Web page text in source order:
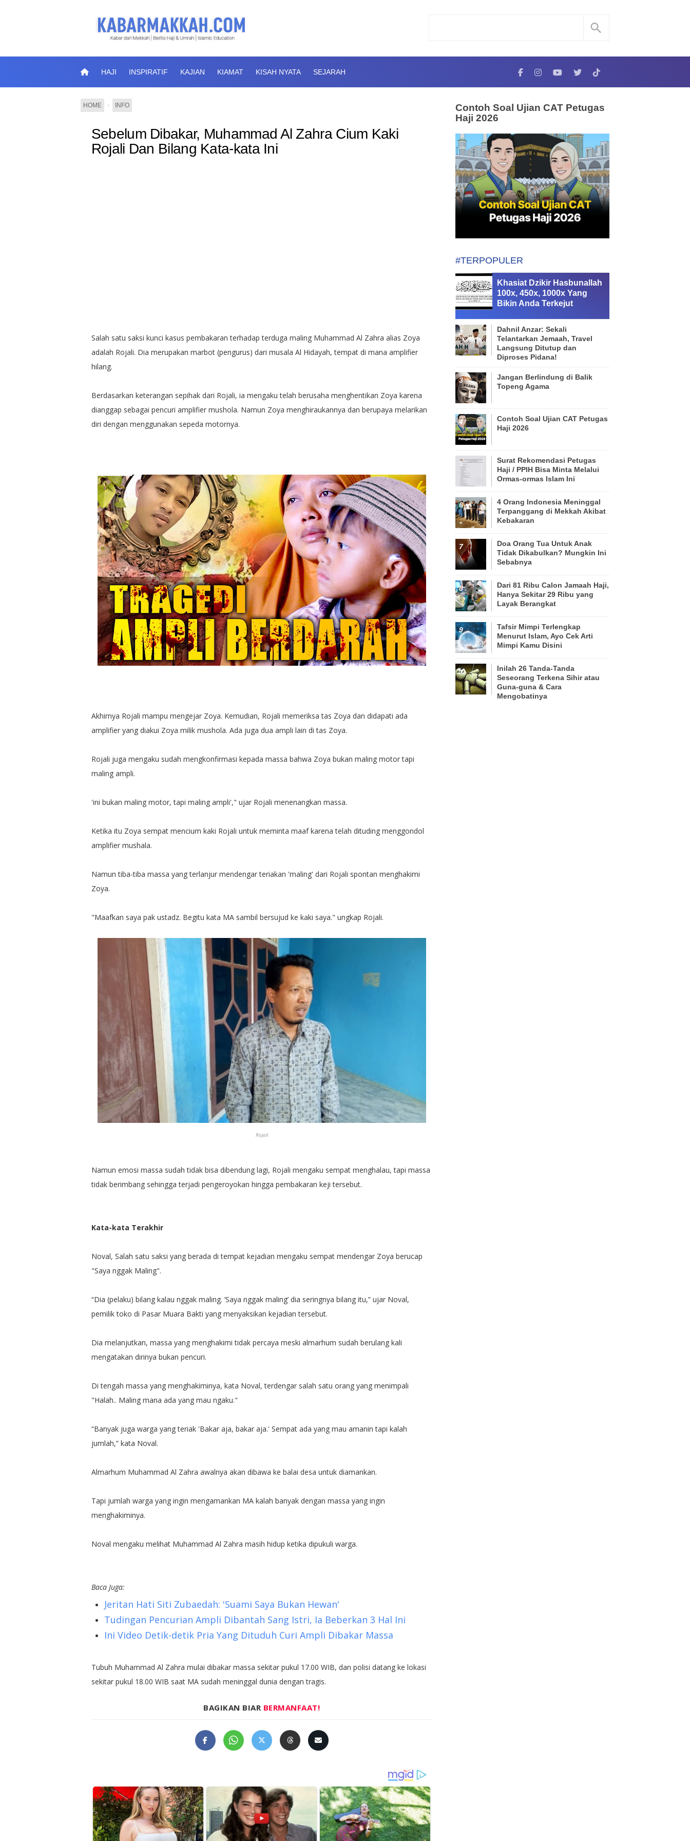
HAJI INSPIRATIF KAJIAN KIAMAT KISAH NYATA SEJARAH
HOME › INFO
Sebelum Dibakar, Muhammad Al Zahra Cium Kaki
Rojali Dan Bilang Kata-kata Ini
Salah satu saksi kunci kasus pembakaran terhadap terduga maling Muhammad Al Zahra alias Zoya
adalah Rojali. Dia merupakan marbot (pengurus) dari musala Al Hidayah, tempat di mana amplifier
hilang.
Berdasarkan keterangan sepihak dari Rojali, ia mengaku telah berusaha menghentikan Zoya karena
dianggap sebagai pencuri amplifier mushola. Namun Zoya menghiraukannya dan berupaya melarikan
diri dengan menggunakan sepeda motornya.
Akhirnya Rojali mampu mengejar Zoya. Kemudian, Rojali memeriksa tas Zoya dan didapati ada
amplifier yang diakui Zoya milik mushola. Ada juga dua ampli lain di tas Zoya.
Rojali juga mengaku sudah mengkonfirmasi kepada massa bahwa Zoya bukan maling motor tapi
maling ampli.
'ini bukan maling motor, tapi maling ampli'," ujar Rojali menenangkan massa.
Ketika itu Zoya sempat mencium kaki Rojali untuk meminta maaf karena telah dituding menggondol
amplifier mushala.
Namun tiba-tiba massa yang terlanjur mendengar teriakan 'maling' dari Rojali spontan menghakimi
Zoya.
"Maafkan saya pak ustadz. Begitu kata MA sambil bersujud ke kaki saya." ungkap Rojali.
Rojali
Namun emosi massa sudah tidak bisa dibendung lagi, Rojali mengaku sempat menghalau, tapi massa
tidak berimbang sehingga terjadi pengeroyokan hingga pembakaran keji tersebut.
Kata-kata Terakhir
Noval, Salah satu saksi yang berada di tempat kejadian mengaku sempat mendengar Zoya berucap
"Saya nggak Maling".
“Dia (pelaku) bilang kalau nggak maling. ‘Saya nggak maling’ dia seringnya bilang itu,” ujar Noval,
pemilik toko di Pasar Muara Bakti yang menyaksikan kejadian tersebut.
Dia melanjutkan, massa yang menghakimi tidak percaya meski almarhum sudah berulang kali
mengatakan dirinya bukan pencuri.
Di tengah massa yang menghakiminya, kata Noval, terdengar salah satu orang yang menimpali
"Halah.. Maling mana ada yang mau ngaku."
“Banyak juga warga yang teriak 'Bakar aja, bakar aja.' Sempat ada yang mau amanin tapi kalah
jumlah,” kata Noval.
Almarhum Muhammad Al Zahra awalnya akan dibawa ke balai desa untuk diamankan.
Tapi jumlah warga yang ingin mengamankan MA kalah banyak dengan massa yang ingin
menghakiminya.
Noval mengaku melihat Muhammad Al Zahra masih hidup ketika dipukuli warga.
Baca Juga:
Jeritan Hati Siti Zubaedah: 'Suami Saya Bukan Hewan'
Tudingan Pencurian Ampli Dibantah Sang Istri, Ia Beberkan 3 Hal Ini
Ini Video Detik-detik Pria Yang Dituduh Curi Ampli Dibakar Massa
Tubuh Muhammad Al Zahra mulai dibakar massa sekitar pukul 17.00 WIB, dan polisi datang ke lokasi
sekitar pukul 18.00 WIB saat MA sudah meninggal dunia dengan tragis.
BAGIKAN BIAR BERMANFAAT!
Contoh Soal Ujian CAT Petugas
Haji 2026
#TERPOPULER
Khasiat Dzikir Hasbunallah
100x, 450x, 1000x Yang
Bikin Anda Terkejut
Dahnil Anzar: Sekali
Telantarkan Jemaah, Travel
Langsung Ditutup dan
Diproses Pidana!
Jangan Berlindung di Balik
Topeng Agama
Contoh Soal Ujian CAT Petugas
Haji 2026
Surat Rekomendasi Petugas
Haji / PPIH Bisa Minta Melalui
Ormas-ormas Islam Ini
4 Orang Indonesia Meninggal
Terpanggang di Mekkah Akibat
Kebakaran
Doa Orang Tua Untuk Anak
Tidak Dikabulkan? Mungkin Ini
Sebabnya
Dari 81 Ribu Calon Jamaah Haji,
Hanya Sekitar 29 Ribu yang
Layak Berangkat
Tafsir Mimpi Terlengkap
Menurut Islam, Ayo Cek Arti
Mimpi Kamu Disini
Inilah 26 Tanda-Tanda
Seseorang Terkena Sihir atau
Guna-guna & Cara
Mengobatinya